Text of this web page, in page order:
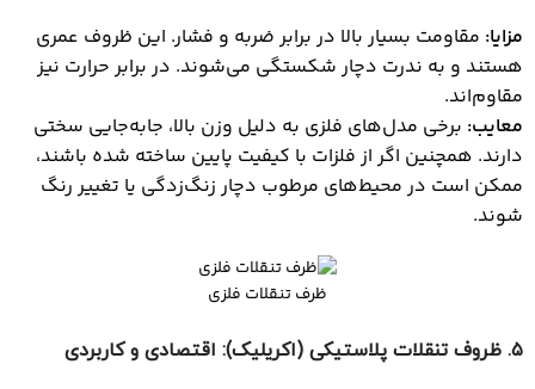
مزایا: مقاومت بسیار بالا در برابر ضربه و فشار. این ظروف عمری
هستند و به ندرت دچار شکستگی می‌شوند. در برابر حرارت نیز
مقاوم‌اند.
معایب: برخی مدل‌های فلزی به دلیل وزن بالا، جابه‌جایی سختی
دارند. همچنین اگر از فلزات با کیفیت پایین ساخته شده باشند،
ممکن است در محیط‌های مرطوب دچار زنگ‌زدگی یا تغییر رنگ
شوند.
ظرف تنقلات فلزی
۵. ظروف تنقلات پلاستیکی (اکریلیک): اقتصادی و کاربردی